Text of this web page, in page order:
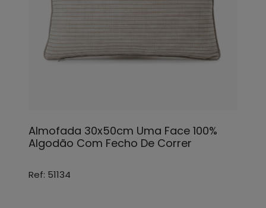
Almofada 30x50cm Uma Face 100%
Algodão Com Fecho De Correr
Ref: 51134